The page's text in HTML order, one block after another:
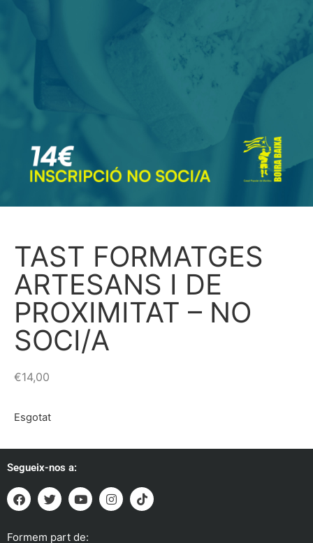
TAST FORMATGES
ARTESANS I DE
PROXIMITAT – NO
SOCI/A
€14,00
Esgotat
Segueix-nos a:
Formem part de: